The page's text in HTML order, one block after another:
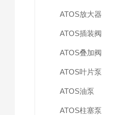
ATOS放大器
ATOS插装阀
ATOS叠加阀
ATOS叶片泵
ATOS油泵
ATOS柱塞泵